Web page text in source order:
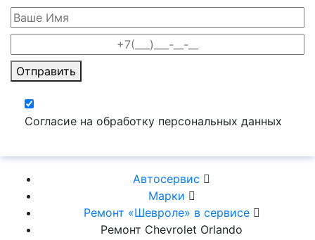
Отправить
Согласие на обработку персональных данных
Автосервис
Марки
Ремонт «Шевроле» в сервисе
Ремонт Chevrolet Orlando